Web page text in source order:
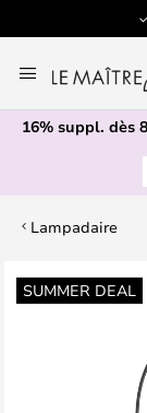
au
contenu
16% suppl. dès
Lampadaire
SUMMER DEAL
Skip
to